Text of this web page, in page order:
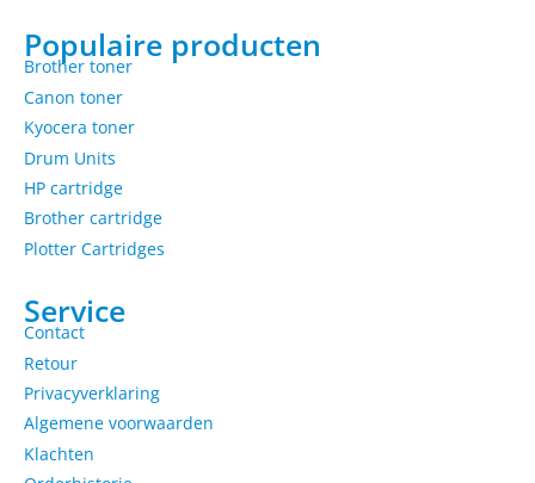
Populaire producten
Brother toner
Canon toner
Kyocera toner
Drum Units
HP cartridge
Brother cartridge
Plotter Cartridges
Service
Contact
Retour
Privacyverklaring
Algemene voorwaarden
Klachten